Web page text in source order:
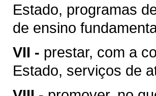
Estado, programas
de ensino
VII - prestar, com a
Estado, serviços de